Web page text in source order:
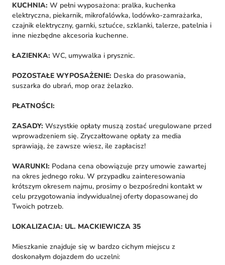
KUCHNIA: W pełni wyposażona: pralka, kuchenka
elektryczna, piekarnik, mikrofalówka, lodówko-zamrażarka,
czajnik elektryczny, garnki, sztućce, szklanki, talerze, patelnia i
inne niezbędne akcesoria kuchenne.
ŁAZIENKA: WC, umywalka i prysznic.
POZOSTAŁE WYPOSAŻENIE: Deska do prasowania,
suszarka do ubrań, mop oraz żelazko.
PŁATNOŚCI:
ZASADY: Wszystkie opłaty muszą zostać uregulowane przed
wprowadzeniem się. Zryczałtowane opłaty za media
sprawiają, że zawsze wiesz, ile zapłacisz!
WARUNKI: Podana cena obowiązuje przy umowie zawartej
na okres jednego roku. W przypadku zainteresowania
krótszym okresem najmu, prosimy o bezpośredni kontakt w
celu przygotowania indywidualnej oferty dopasowanej do
Twoich potrzeb.
LOKALIZACJA: UL. MACKIEWICZA 35
Mieszkanie znajduje się w bardzo cichym miejscu z
doskonałym dojazdem do uczelni: